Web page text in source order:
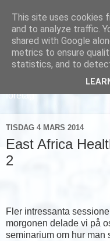
Läs om hur vi
företag
TISDAG 4 MARS 2014
East Africa
2
Fler intressanta
morgonen delade vi på
seminarium om hur man
This site uses cookies
and to analyze traffic.
shared with Google
metrics to ensure
statistics, and to